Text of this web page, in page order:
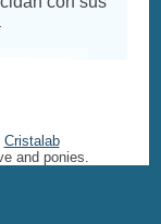
Cristalab
and ponies.